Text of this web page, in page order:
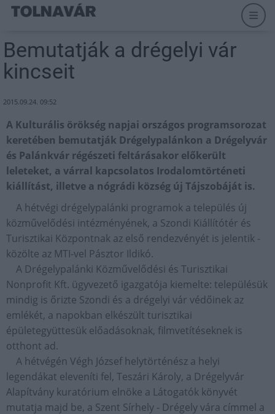
Bemutatják a drégelyi vár
kincseit
2015.09.24. 09:52
A Kulturális örökség napjai országos programsorozat
keretében bemutatják Drégelypalánkon a Drégelyvár
és Palánkvár régészeti feltárásakor előkerült
leleteket, a várral kapcsolatos Irodalomtörténeti
kiállítást, illetve a nógrádi község új Tájszobáját is.
A hétvégi drégelypalánki programok a település új
közművelődési intézményének, a Szondi Kiállítótér és
Turisztikai Központnak az első rendezvényét is jelentik -
közölte az MTI-vel Pásztor Ildikó.
A Drégelypalánki Közművelődési és Turisztikai
Nonprofit Kft. ügyvezető igazgatója kiemelte: településük
mindig is őrizte Szondi és a drégelyi vár védőinek az
emlékét, a napokban elkészült turisztikai
épületegyüttesük előadásoknak, filmvetítéseknek is
otthont ad.
A hétvégén Végh József helytörténész a helyi
legendákat eleveníti fel, Teszári Károly, a Drégelyvár
Alapítvány kuratórium elnöke a Látogatók könyvét
mutatja majd be, a Szent Sírhely - Drégely vára címmel a